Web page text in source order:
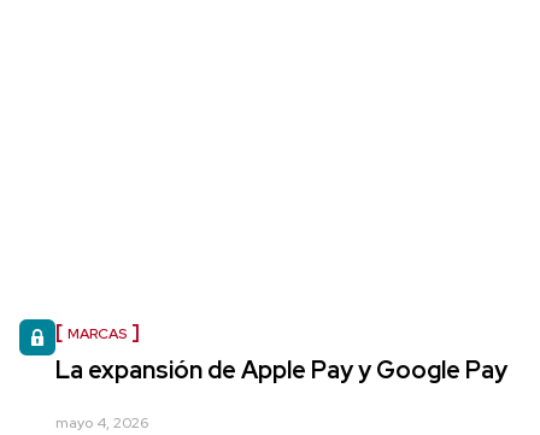
MARCAS
La expansión de Apple Pay y Google Pay
mayo 4, 2026